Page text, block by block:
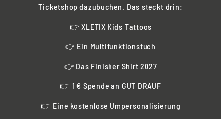
Ticketshop dazubuchen. Das steckt drin:
👉 XLETIX Kids Tattoos
👉 Ein Multifunktionstuch
👉 Das Finisher Shirt 2027
👉 1 € Spende an GUT DRAUF
👉 Eine kostenlose Umpersonalisierung